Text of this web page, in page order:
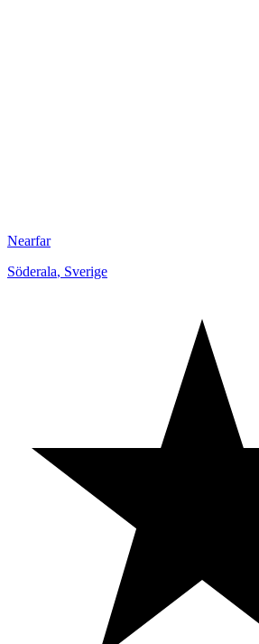
Nearfar
Söderala, Sverige